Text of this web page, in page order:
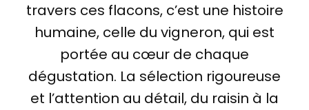
travers ces flacons, c’est une histoire
humaine, celle du vigneron, qui est
portée au cœur de chaque
dégustation. La sélection rigoureuse
et l’attention au détail, du raisin à la